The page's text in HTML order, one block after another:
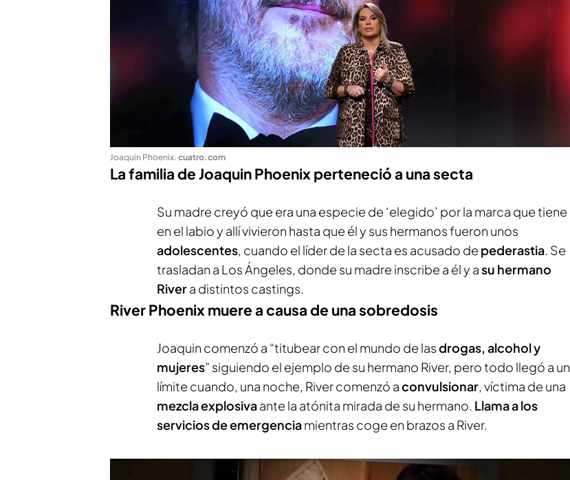
Joaquin Phoenix. cuatro.com
La familia de Joaquin Phoenix perteneció a una secta
Su madre creyó que era una especie de ‘elegido’ por la marca que tiene
en el labio y allí vivieron hasta que él y sus hermanos fueron unos
adolescentes, cuando el líder de la secta es acusado de pederastia. Se
trasladan a Los Ángeles, donde su madre inscribe a él y asu hermano
Rivera distintos castings.
River Phoenix muere a causa de una sobredosis
Joaquin comenzó a “titubear con el mundo de lasdrogas, alcohol y
mujeres” siguiendo el ejemplo de su hermano River, pero todo llegó a un
límite cuando, una noche, River comenzó aconvulsionar, víctima de una
mezcla explosivaante la atónita mirada de su hermano. Llama a los
servicios de emergenciamientras coge en brazos a River.